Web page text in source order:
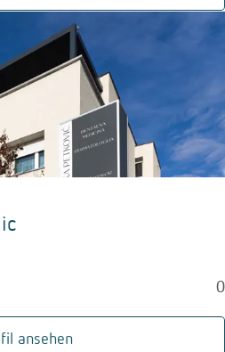
0
ansehen